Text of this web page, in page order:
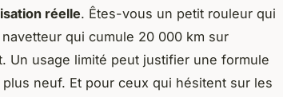
réelle. Êtes-vous un petit rouleur qui
qui cumule 20 000 km sur
Un usage limité peut justifier une formule
neuf. Et pour ceux qui hésitent sur les